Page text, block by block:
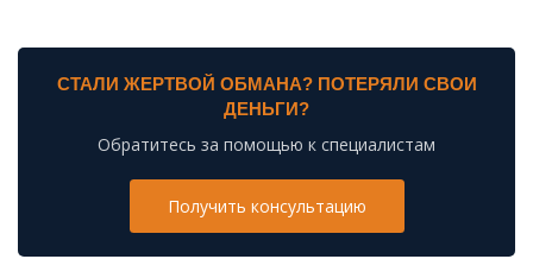
СТАЛИ ЖЕРТВОЙ ОБМАНА? ПОТЕРЯЛИ СВОИ
ДЕНЬГИ?
Обратитесь за помощью к специалистам
Получить консультацию